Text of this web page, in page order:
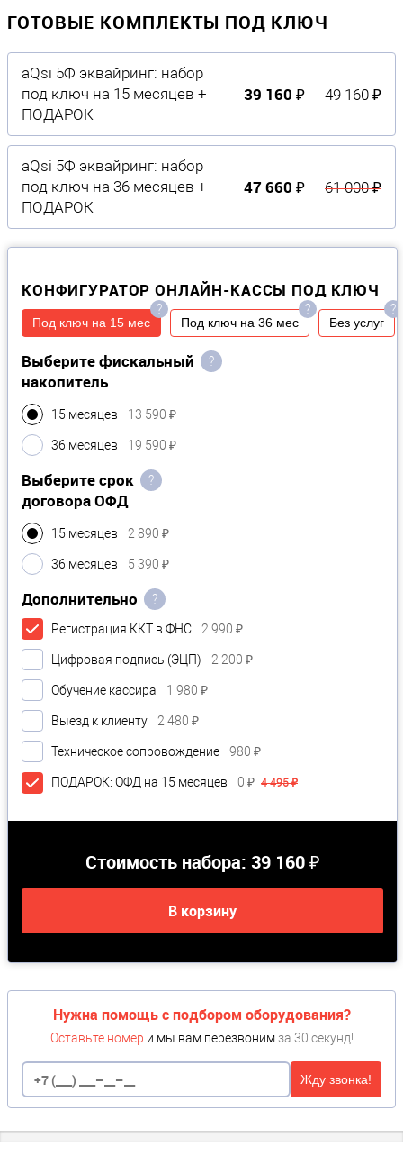
ГОТОВЫЕ КОМПЛЕКТЫ ПОД КЛЮЧ
aQsi 5Ф эквайринг: набор
под ключ на 15 месяцев +
ПОДАРОК
39 160 ₽ 49 160 ₽
aQsi 5Ф эквайринг: набор
под ключ на 36 месяцев +
ПОДАРОК
47 660 ₽ 61 000 ₽
КОНФИГУРАТОР ОНЛАЙН-КАССЫ ПОД КЛЮЧ
?
Под ключ на 15 мес
?
Под ключ на 36 мес
?
Без услуг
?
Выберите фискальный
накопитель
15 месяцев 13 590 ₽
36 месяцев 19 590 ₽
?
Выберите срок
договора ОФД
15 месяцев 2 890 ₽
36 месяцев 5 390 ₽
?
Дополнительно
Регистрация ККТ в ФНС 2 990 ₽
Цифровая подпись (ЭЦП) 2 200 ₽
Обучение кассира 1 980 ₽
Выезд к клиенту 2 480 ₽
Техническое сопровождение 980 ₽
ПОДАРОК: ОФД на 15 месяцев 0 ₽ 4 495 ₽
Стоимость набора: 39 160 ₽
В корзину
Нужна помощь с подбором оборудования?
Оставьте номер и мы вам перезвоним за 30 секунд!
Жду звонка!